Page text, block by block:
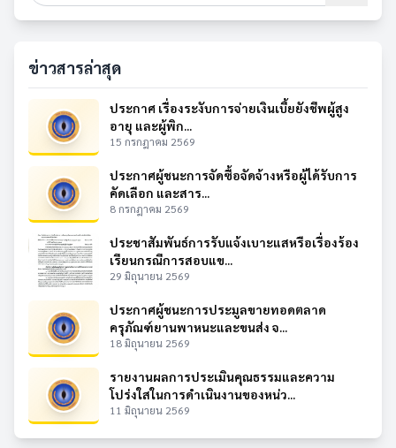
ข่าวสารล่าสุด
ประกาศ เรื่องระงับการจ่ายเงินเบี้ยยังชีพผู้สูง
อายุ และผู้พิก...
15 กรกฎาคม 2569
ประกาศผู้ชนะการจัดซื้อจัดจ้างหรือผู้ได้รับการ
คัดเลือก และสาร...
8 กรกฎาคม 2569
ประชาสัมพันธ์การรับแจ้งเบาะแสหรือเรื่องร้อง
เรียนกรณีการสอบแข...
29 มิถุนายน 2569
ประกาศผู้ชนะการประมูลขายทอดตลาด
ครุภัณฑ์ยานพาหนะและขนส่ง จ...
18 มิถุนายน 2569
รายงานผลการประเมินคุณธรรมและความ
โปร่งใสในการดำเนินงานของหน่ว...
11 มิถุนายน 2569